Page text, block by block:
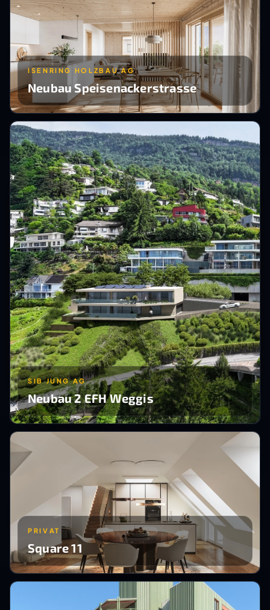
ISENRING HOLZBAU AG
Neubau Speisenackerstrasse
SIB JUNG AG
Neubau 2 EFH Weggis
PRIVAT
Square 11